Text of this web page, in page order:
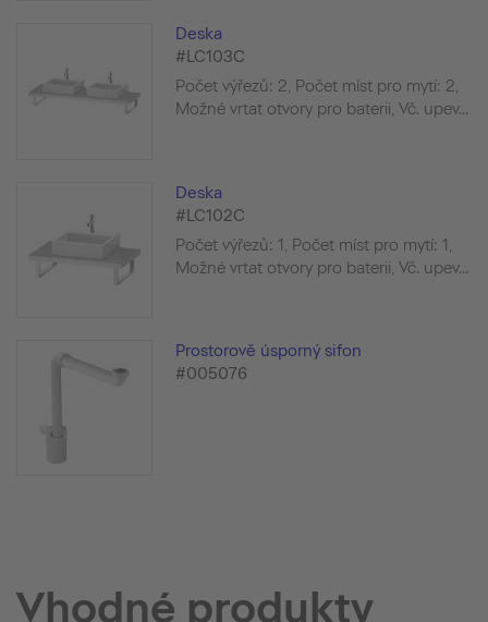
Deska
#LC103C
Počet výřezů: 2, Počet míst pro mytí: 2,
Možné vrtat otvory pro baterii, Vč. upev...
Deska
#LC102C
Počet výřezů: 1, Počet míst pro mytí: 1,
Možné vrtat otvory pro baterii, Vč. upev...
Prostorově úsporný sifon
#005076
Vhodné produkty